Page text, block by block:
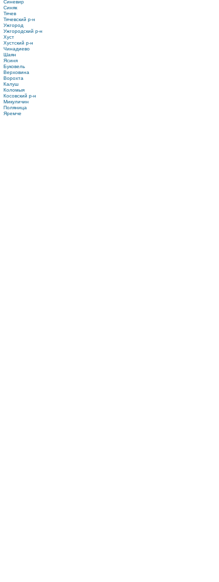
Синевир
Синяк
Тячев
Тячевский р-н
Ужгород
Ужгородский р-н
Хуст
Хустский р-н
Чинадиево
Шаян
Ясиня
Буковель
Верховина
Ворохта
Калуш
Коломыя
Косовский р-н
Микуличин
Поляница
Яремче